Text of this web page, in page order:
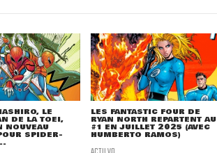
LE
DE LA TOEI,
NOUVEAU
SPIDER-
LES FANTASTIC FOUR DE
RYAN NORTH REPARTENT AU
#1 EN JUILLET 2025 (AVEC
HUMBERTO RAMOS)